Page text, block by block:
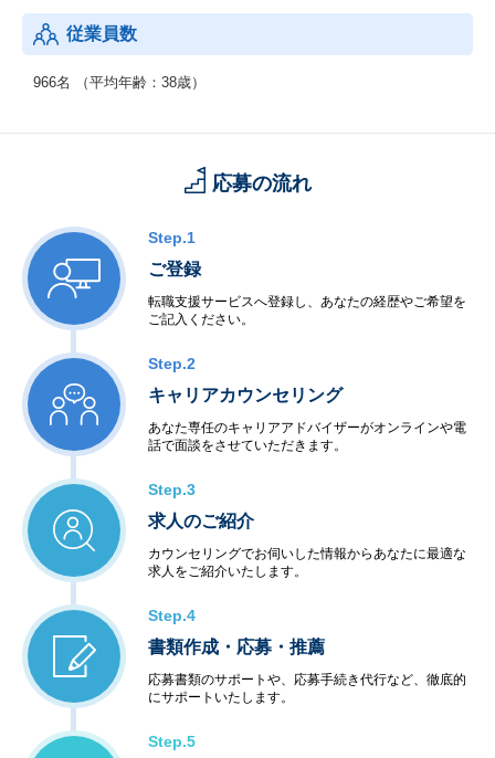
従業員数
966名 （平均年齢：38歳）
応募の流れ
Step.1
ご登録
転職支援サービスへ登録し、あなたの経歴やご希望を
ご記入ください。
Step.2
キャリアカウンセリング
あなた専任のキャリアアドバイザーがオンラインや電
話で面談をさせていただきます。
Step.3
求人のご紹介
カウンセリングでお伺いした情報からあなたに最適な
求人をご紹介いたします。
Step.4
書類作成・応募・推薦
応募書類のサポートや、応募手続き代行など、徹底的
にサポートいたします。
Step.5